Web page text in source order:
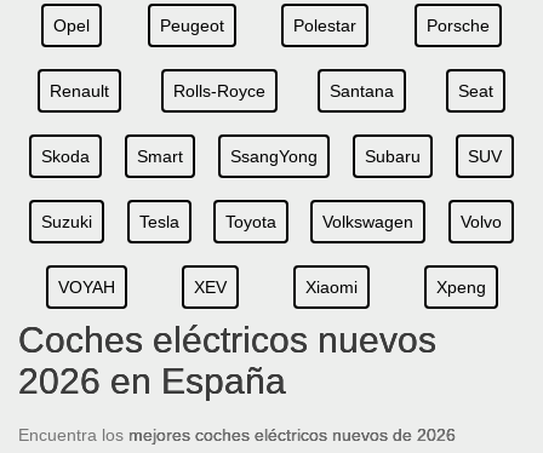
Opel Peugeot Polestar Porsche
Renault Rolls-Royce Santana Seat
Skoda Smart SsangYong Subaru SUV
Suzuki Tesla Toyota Volkswagen Volvo
VOYAH XEV Xiaomi Xpeng
Coches eléctricos nuevos
2026 en España
Encuentra los mejores coches eléctricos nuevos de 2026